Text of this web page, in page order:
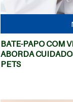
BATE-PAPO COM
ABORDA
PETS